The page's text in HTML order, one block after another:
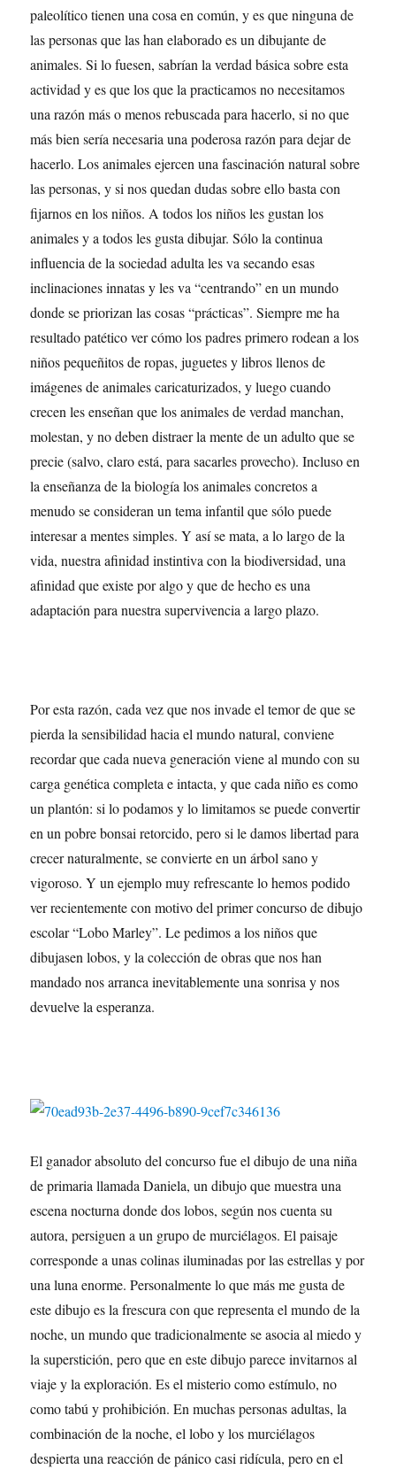
paleolítico tienen una cosa en común, y es que ninguna de
las personas que las han elaborado es un dibujante de
animales. Si lo fuesen, sabrían la verdad básica sobre esta
actividad y es que los que la practicamos no necesitamos
una razón más o menos rebuscada para hacerlo, si no que
más bien sería necesaria una poderosa razón para dejar de
hacerlo. Los animales ejercen una fascinación natural sobre
las personas, y si nos quedan dudas sobre ello basta con
fijarnos en los niños. A todos los niños les gustan los
animales y a todos les gusta dibujar. Sólo la continua
influencia de la sociedad adulta les va secando esas
inclinaciones innatas y les va “centrando” en un mundo
donde se priorizan las cosas “prácticas”. Siempre me ha
resultado patético ver cómo los padres primero rodean a los
niños pequeñitos de ropas, juguetes y libros llenos de
imágenes de animales caricaturizados, y luego cuando
crecen les enseñan que los animales de verdad manchan,
molestan, y no deben distraer la mente de un adulto que se
precie (salvo, claro está, para sacarles provecho). Incluso en
la enseñanza de la biología los animales concretos a
menudo se consideran un tema infantil que sólo puede
interesar a mentes simples. Y así se mata, a lo largo de la
vida, nuestra afinidad instintiva con la biodiversidad, una
afinidad que existe por algo y que de hecho es una
adaptación para nuestra supervivencia a largo plazo.
Por esta razón, cada vez que nos invade el temor de que se
pierda la sensibilidad hacia el mundo natural, conviene
recordar que cada nueva generación viene al mundo con su
carga genética completa e intacta, y que cada niño es como
un plantón: si lo podamos y lo limitamos se puede convertir
en un pobre bonsai retorcido, pero si le damos libertad para
crecer naturalmente, se convierte en un árbol sano y
vigoroso. Y un ejemplo muy refrescante lo hemos podido
ver recientemente con motivo del primer concurso de dibujo
escolar “Lobo Marley”. Le pedimos a los niños que
dibujasen lobos, y la colección de obras que nos han
mandado nos arranca inevitablemente una sonrisa y nos
devuelve la esperanza.
El ganador absoluto del concurso fue el dibujo de una niña
de primaria llamada Daniela, un dibujo que muestra una
escena nocturna donde dos lobos, según nos cuenta su
autora, persiguen a un grupo de murciélagos. El paisaje
corresponde a unas colinas iluminadas por las estrellas y por
una luna enorme. Personalmente lo que más me gusta de
este dibujo es la frescura con que representa el mundo de la
noche, un mundo que tradicionalmente se asocia al miedo y
la superstición, pero que en este dibujo parece invitarnos al
viaje y la exploración. Es el misterio como estímulo, no
como tabú y prohibición. En muchas personas adultas, la
combinación de la noche, el lobo y los murciélagos
despierta una reacción de pánico casi ridícula, pero en el